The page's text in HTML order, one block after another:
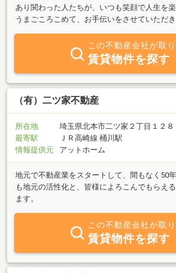
あり関わった人たちが、いつも笑顔で人生を
うまごころこめて、お手伝いをさせていただ
この不動産会社が取り
賃貸物件を探す
（有）二ツ家不動産
所在地
埼玉県北本市二ツ家２丁目１２８
最寄駅
ＪＲ高崎線 桶川駅
情報提供元
アットホーム
地元で不動産業をスタートして、間もなく50
も地元の活性化と、皆様によろこんでもらえ
ます。
この不動産会社が取り
賃貸物件を探す